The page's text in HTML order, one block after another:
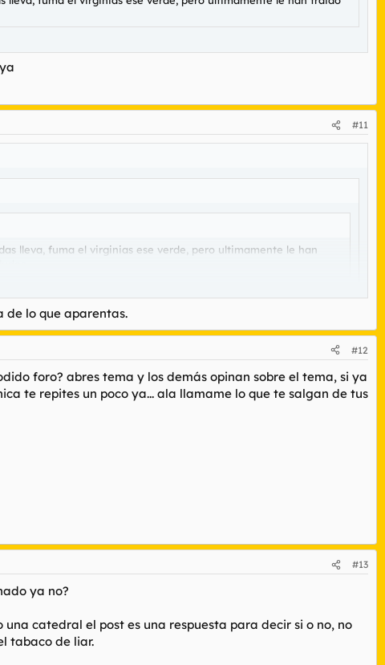
#11
lleva, fuma el virginias ese verde, pero ultimamente le han
de lo que aparentas.
#12
foro? abres tema y los demás opinan sobre el tema, si ya
te repites un poco ya... ala llamame lo que te salgan de tus
#13
ya no?
catedral el post es una respuesta para decir si o no, no
tabaco de liar.